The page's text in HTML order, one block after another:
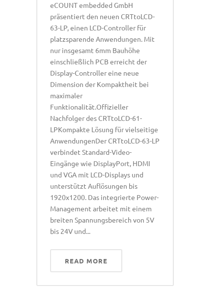
eCOUNT embedded GmbH
präsentiert den neuen CRTtoLCD-
63-LP, einen LCD-Controller für
platzsparende Anwendungen. Mit
nur insgesamt 6mm Bauhöhe
einschließlich PCB erreicht der
Display-Controller eine neue
Dimension der Kompaktheit bei
maximaler
Funktionalität.Offizieller
Nachfolger des CRTtoLCD-61-
LPKompakte Lösung für vielseitige
AnwendungenDer CRTtoLCD-63-LP
verbindet Standard-Video-
Eingänge wie DisplayPort, HDMI
und VGA mit LCD-Displays und
unterstützt Auflösungen bis
1920x1200. Das integrierte Power-
Management arbeitet mit einem
breiten Spannungsbereich von 5V
bis 24V und...
READ MORE